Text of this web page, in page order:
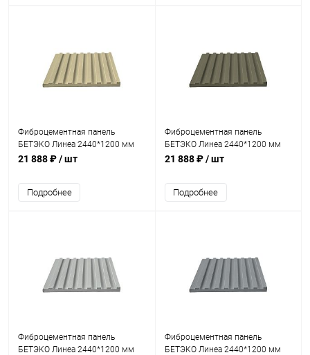
Фиброцементная панель
БЕТЭКО Линеа 2440*1200 мм
Ral 1014
21 888 ₽/ шт
Подробнее
Фиброцементная панель
БЕТЭКО Линеа 2440*1200 мм
Ral 7002
21 888 ₽/ шт
Подробнее
Фиброцементная панель
БЕТЭКО Линеа 2440*1200 мм
Фиброцементная панель
БЕТЭКО Линеа 2440*1200 мм